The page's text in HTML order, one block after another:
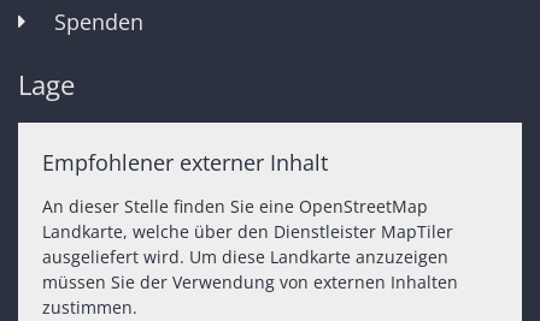
Spenden
Lage
Empfohlener externer Inhalt
An dieser Stelle finden Sie eine OpenStreetMap
Landkarte, welche über den Dienstleister MapTiler
ausgeliefert wird. Um diese Landkarte anzuzeigen
müssen Sie der Verwendung von externen Inhalten
zustimmen.